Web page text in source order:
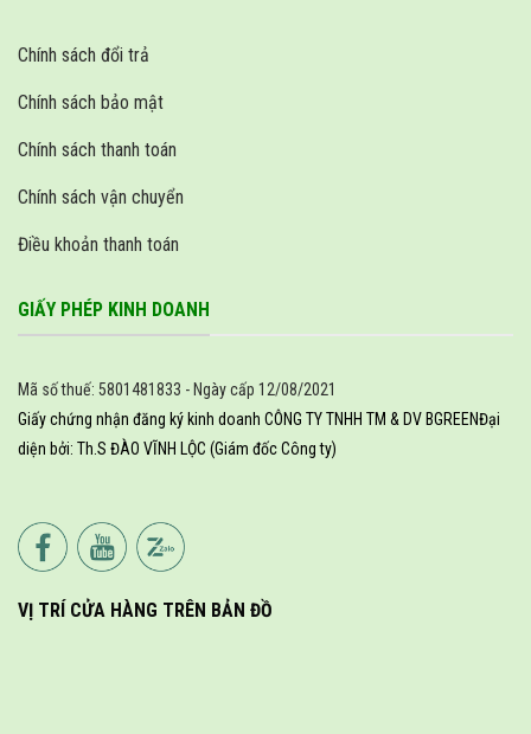
Chính sách đổi trả
Chính sách bảo mật
Chính sách thanh toán
Chính sách vận chuyển
Điều khoản thanh toán
GIẤY PHÉP KINH DOANH
Mã số thuế: 5801481833 - Ngày cấp 12/08/2021
Giấy chứng nhận đăng ký kinh doanh CÔNG TY TNHH TM & DV BGREENĐại
diện bởi: Th.S ĐÀO VĨNH LỘC (Giám đốc Công ty)
VỊ TRÍ CỬA HÀNG TRÊN BẢN ĐỒ